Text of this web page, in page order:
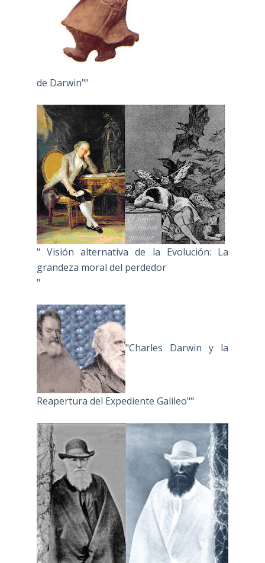
de Darwin""
" Visión alternativa de la Evolución: La
grandeza moral del perdedor
"
"Charles Darwin y la
Reapertura del Expediente Galileo""